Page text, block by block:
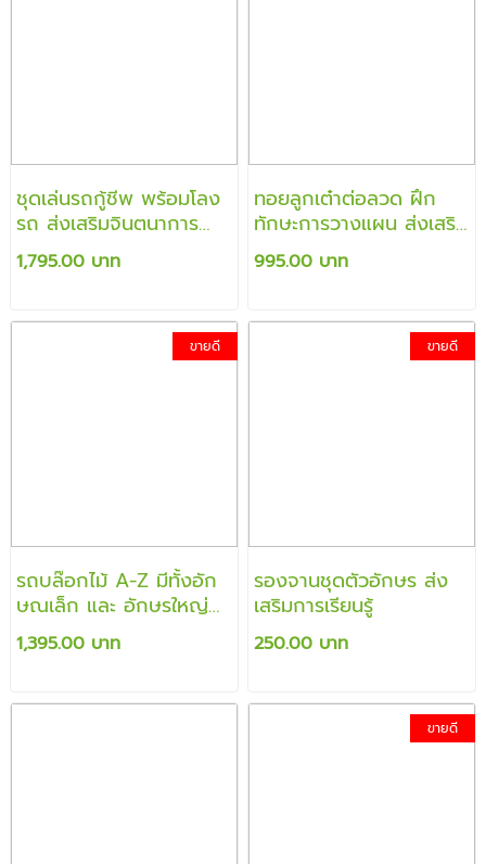
ชุดเล่นรถกู้ชีพ พร้อมโลง
รถ ส่งเสริมจินตนาการ
พร้อมการบังคับมือ
1,795.00 บาท
ทอยลูกเต๋าต่อลวด ฝึก
ทักษะการวางแผน ส่งเสริม
ความสัมพันธ์และคนใน
ครอบครัว
995.00 บาท
ขายดี
รถบล๊อกไม้ A-Z มีทั้งอัก
ษณเล็ก และ อักษรใหญ่
คละผสมกัน ส่งเสริมให้เล่น
แม็ชชิ่ง ต่อเป็นรูปต่างๆ
1,395.00 บาท
ขายดี
รองจานชุดตัวอักษร ส่ง
เสริมการเรียนรู้
250.00 บาท
ขายดี